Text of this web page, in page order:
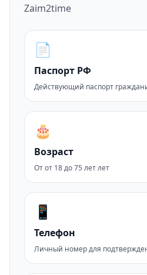
Zaim2time
📄
Паспорт РФ
Действующий паспорт
🎂
Возраст
От от 18 до 75 лет лет
📱
Телефон
Личный номер для